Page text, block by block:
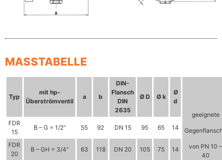
MASSTABELLE
Typ
mit hp-
Überströmventil
a b
DIN-
Flansch
DIN
2635
Ø D Ø k
Ø
d
geeignete
von PN 10 –
40
FDR
15
B – G = 1/2“ 55 92 DN 15 95 65 14
FDR
20
B – GH = 3/4“ 63 118 DN 20 105 75 14